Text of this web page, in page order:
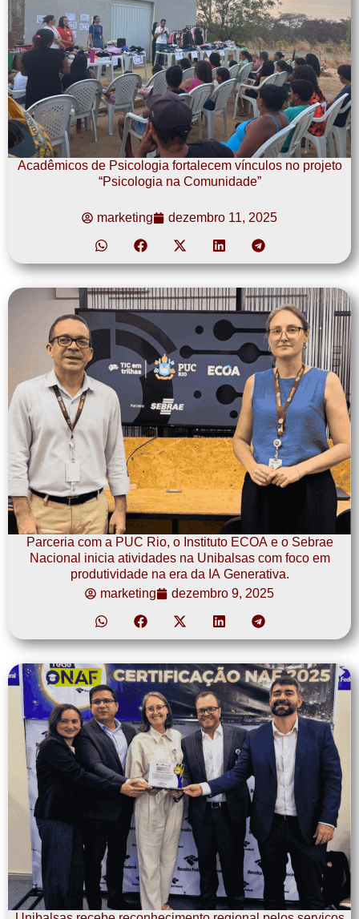
Acadêmicos de Psicologia fortalecem vínculos no projeto
“Psicologia na Comunidade”
marketing dezembro 11, 2025
Parceria com a PUC Rio, o Instituto ECOA e o Sebrae
Nacional inicia atividades na Unibalsas com foco em
produtividade na era da IA Generativa.
marketing
dezembro 9, 2025